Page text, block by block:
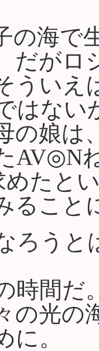
海で
だがロ
ういえ
はない
娘は
AV◎N
めたと
ること
ろうと
間だ
の光の
に。